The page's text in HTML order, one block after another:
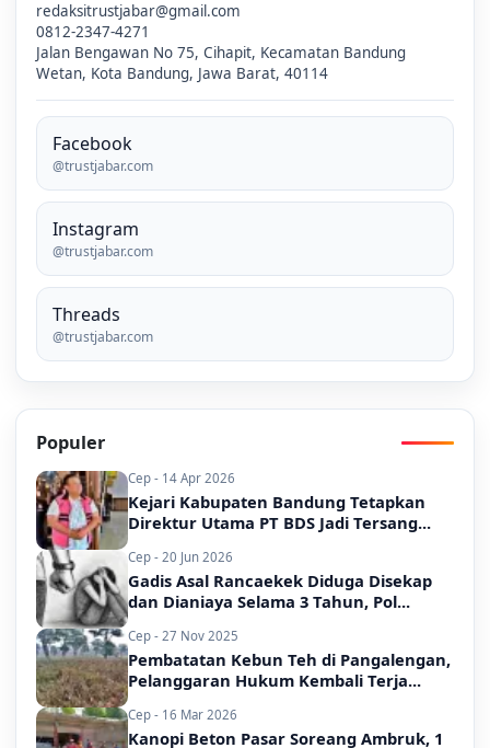
redaksitrustjabar@gmail.com
0812-2347-4271
Jalan Bengawan No 75, Cihapit, Kecamatan Bandung
Wetan, Kota Bandung, Jawa Barat, 40114
Facebook
@trustjabar.com
Instagram
@trustjabar.com
Threads
@trustjabar.com
Populer
Cep - 14 Apr 2026
Kejari Kabupaten Bandung Tetapkan
Direktur Utama PT BDS Jadi Tersang...
Cep - 20 Jun 2026
Gadis Asal Rancaekek Diduga Disekap
dan Dianiaya Selama 3 Tahun, Pol...
Cep - 27 Nov 2025
Pembatatan Kebun Teh di Pangalengan,
Pelanggaran Hukum Kembali Terja...
Cep - 16 Mar 2026
Kanopi Beton Pasar Soreang Ambruk, 1